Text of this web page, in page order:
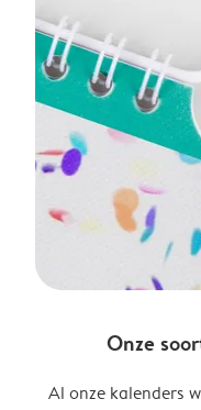
Onze
Al onze kalenders